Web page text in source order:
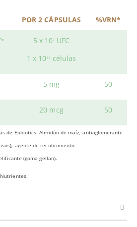
POR 2 CÁPSULAS %VRN*
® 5 x 107 UFC
1 x 1011 células
5 mg 50
20 mcg 50
de Eubiotics: Almidón de maíz; antiaglomerante
agente de recubrimiento
(goma gellan).